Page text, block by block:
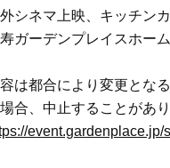
ネマ上映、キッチン
ガーデンプレイスホー
は都合により変更とな
合、中止することがあ